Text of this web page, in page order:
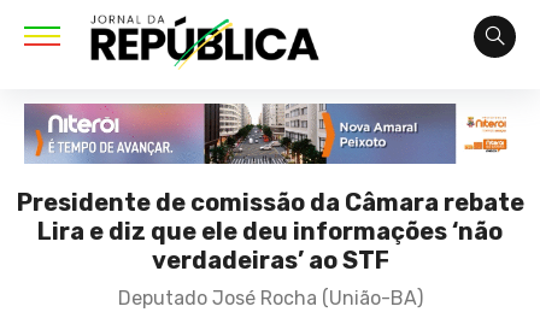
Presidente de comissão da Câmara rebate
Lira e diz que ele deu informações ‘não
verdadeiras’ ao STF
Deputado José Rocha (União-BA)